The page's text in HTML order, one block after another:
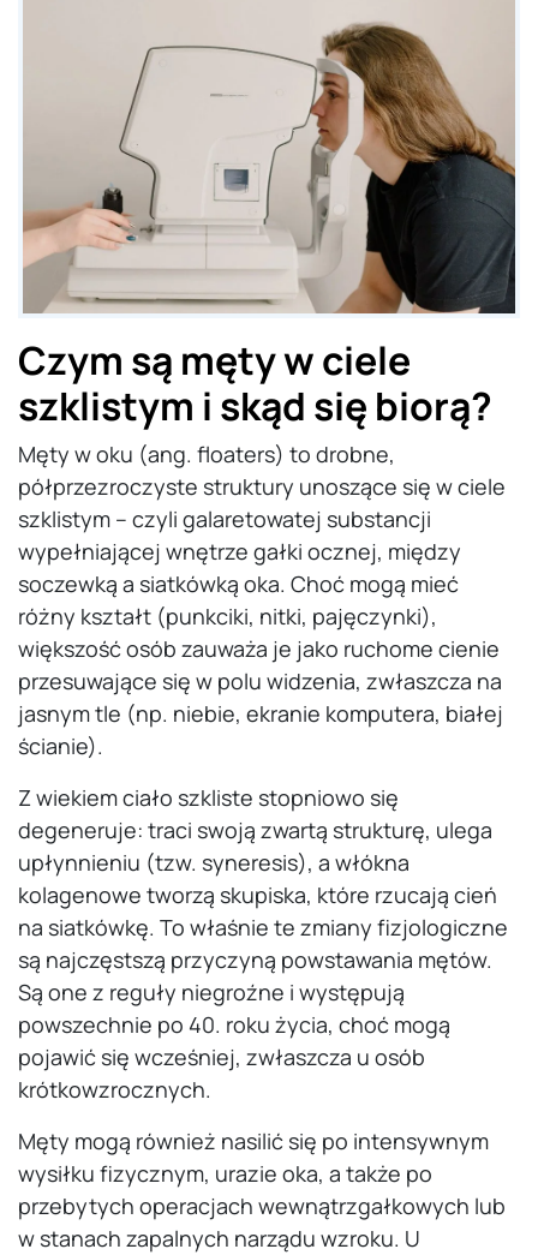
Czym są męty w ciele
szklistym i skąd się biorą?
Męty w oku (ang. floaters) to drobne,
półprzezroczyste struktury unoszące się w ciele
szklistym – czyli galaretowatej substancji
wypełniającej wnętrze gałki ocznej, między
soczewką a siatkówką oka. Choć mogą mieć
różny kształt (punkciki, nitki, pajęczynki),
większość osób zauważa je jako ruchome cienie
przesuwające się w polu widzenia, zwłaszcza na
jasnym tle (np. niebie, ekranie komputera, białej
ścianie).
Z wiekiem ciało szkliste stopniowo się
degeneruje: traci swoją zwartą strukturę, ulega
upłynnieniu (tzw. syneresis), a włókna
kolagenowe tworzą skupiska, które rzucają cień
na siatkówkę. To właśnie te zmiany fizjologiczne
są najczęstszą przyczyną powstawania mętów.
Są one z reguły niegroźne i występują
powszechnie po 40. roku życia, choć mogą
pojawić się wcześniej, zwłaszcza u osób
krótkowzrocznych.
Męty mogą również nasilić się po intensywnym
wysiłku fizycznym, urazie oka, a także po
przebytych operacjach wewnątrzgałkowych lub
w stanach zapalnych narządu wzroku. U